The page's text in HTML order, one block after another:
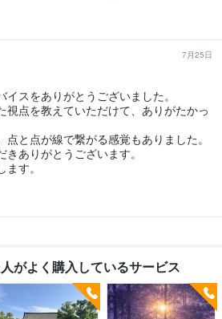
7月25日
スをありがとうございました。
視点を教えていただけて、ありがたかっ
と点が線で繋がる感覚もありました。
ありがとうございます。
す。
がよく購入しているサービス